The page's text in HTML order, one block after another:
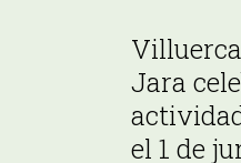
Jara
el 1 de